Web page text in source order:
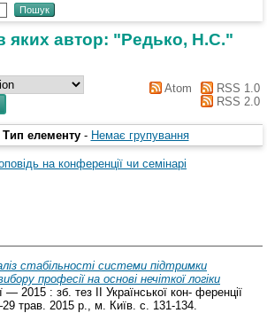
яких автор: "Редько, Н.С."
Atom
RSS 1.0
RSS 2.0
Тип елементу - Немає групування
на конференції чи семінарі
стабільності системи підтримки
професії на основі нечіткої логіки
— 2015 : зб. тез ІІ Української кон- ференції
трав. 2015 р., м. Київ. с. 131-134.